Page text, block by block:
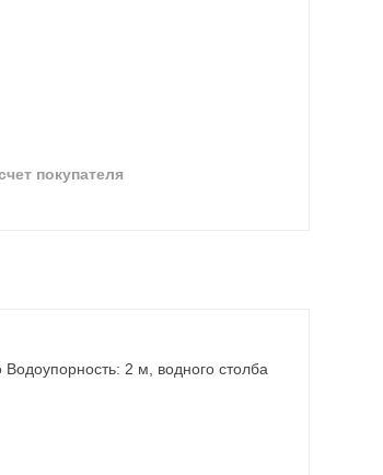
покупателя
2 м, водного столба